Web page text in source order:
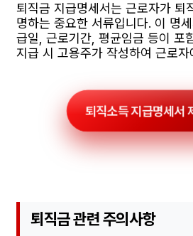
퇴직금 지급명세서는 근로자가 퇴
명하는 중요한 서류입니다. 이 명
급일, 근로기간, 평균임금 등이 포
지급 시 고용주가 작성하여 근로
퇴직소득 지급명세서
퇴직금 관련 주의사항